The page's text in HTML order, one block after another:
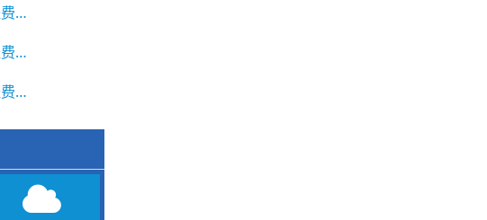
地理与旅游学院科研经费绩效公示
地理与旅游学院科研经费绩效公示
地理与旅游学院科研经费绩效公示